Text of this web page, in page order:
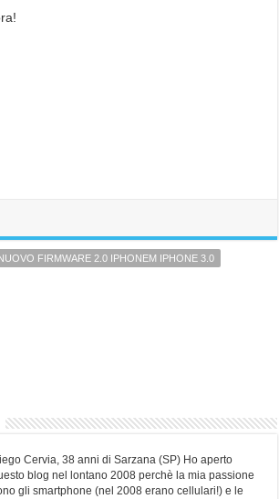
FIRMWARE 2.0 IPHONEM IPHONE 3.0
Cervia, 38 anni di Sarzana (SP) Ho aperto
blog nel lontano 2008 perchè la mia passione
gli smartphone (nel 2008 erano cellulari!) e le